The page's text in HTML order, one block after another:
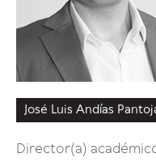
José Luis Andías
Director(a)